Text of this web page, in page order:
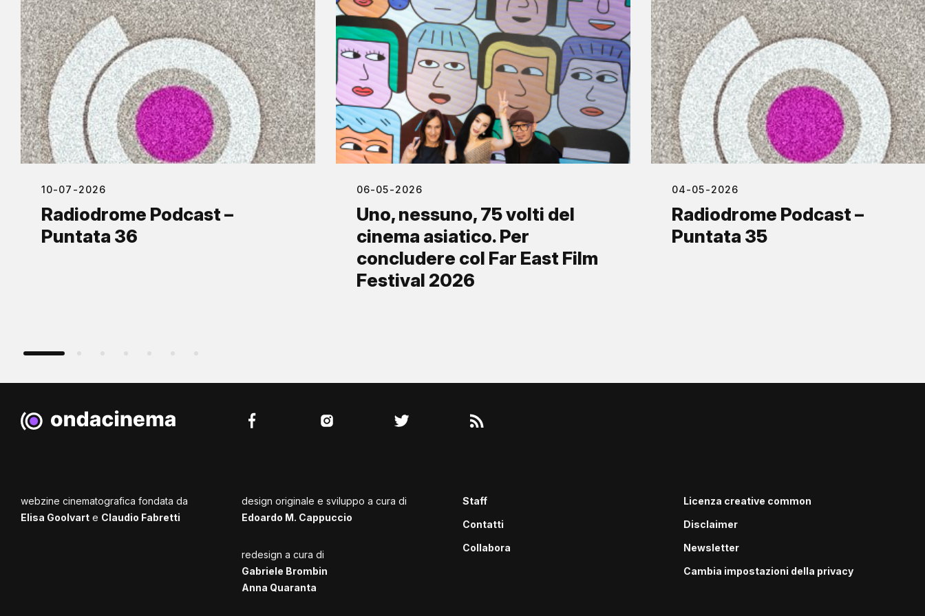
10-07-2026
Radiodrome Podcast –
Puntata 36
06-05-2026
Uno, nessuno, 75 volti del
cinema asiatico. Per
concludere col Far East Film
Festival 2026
04-05-2026
Radiodrome Podcast –
Puntata 35
webzine cinematografica fondata da
Elisa Goolvart e Claudio Fabretti
design originale e sviluppo a cura di
Edoardo M. Cappuccio
redesign a cura di
Gabriele Brombin
Anna Quaranta
Staff
Contatti
Collabora
Licenza creative common
Disclaimer
Newsletter
Cambia impostazioni della privacy